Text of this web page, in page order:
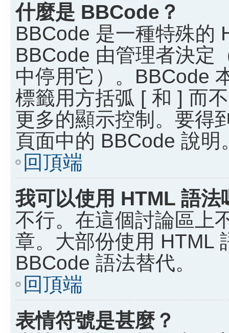
什麼是 BBCode？
BBCode 是一種特殊的
BBCode 由管理者決定
中停用它）。BBCode
標籤用方括弧 [ 和 ] 而
更多的顯示控制。要得
頁面中的 BBCode 說明
回頂端
我可以使用 HTML 語法
不行。在這個討論區上
章。大部份使用 HTML
BBCode 語法替代。
回頂端
表情符號是甚麼？